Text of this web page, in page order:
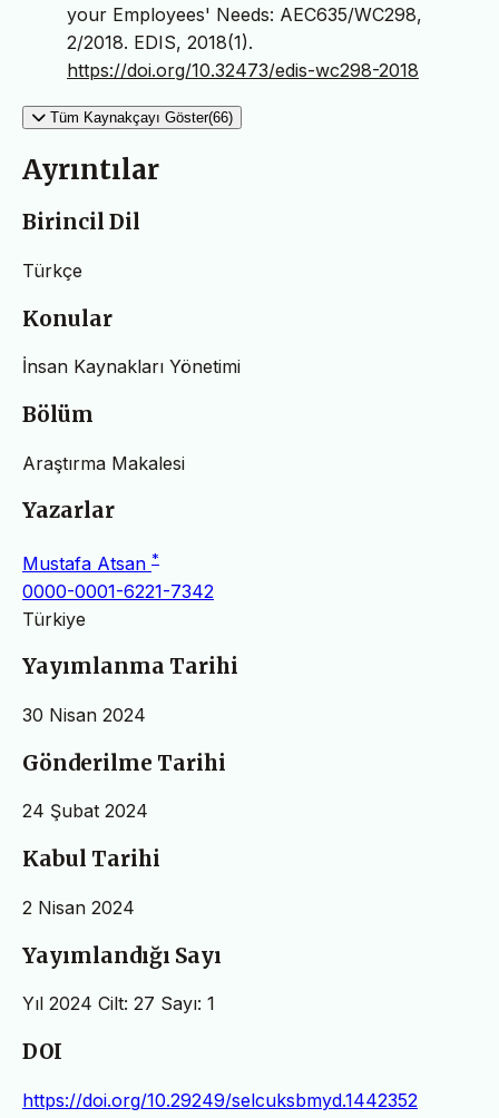
your Employees' Needs: AEC635/WC298,
2/2018. EDIS, 2018(1).
https://doi.org/10.32473/edis-wc298-2018
Tüm Kaynakçayı Göster(66)
Ayrıntılar
Birincil Dil
Türkçe
Konular
İnsan Kaynakları Yönetimi
Bölüm
Araştırma Makalesi
Yazarlar
Mustafa Atsan *
0000-0001-6221-7342
Türkiye
Yayımlanma Tarihi
30 Nisan 2024
Gönderilme Tarihi
24 Şubat 2024
Kabul Tarihi
2 Nisan 2024
Yayımlandığı Sayı
Yıl 2024 Cilt: 27 Sayı: 1
DOI
https://doi.org/10.29249/selcuksbmyd.1442352